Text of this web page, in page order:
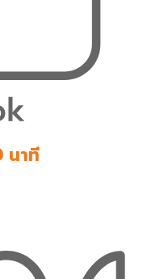
นาที